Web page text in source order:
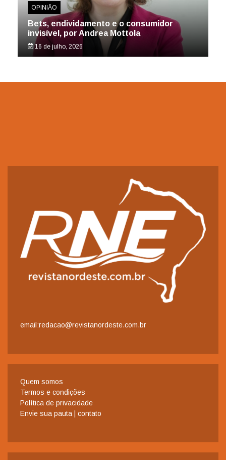
OPINIÃO
Bets, endividamento e o consumidor
invisível, por Andrea Mottola
16 de julho, 2026
email:redacao@revistanordeste.com.br
Quem somos
Termos e condições
Política de privacidade
Envie sua pauta | contato